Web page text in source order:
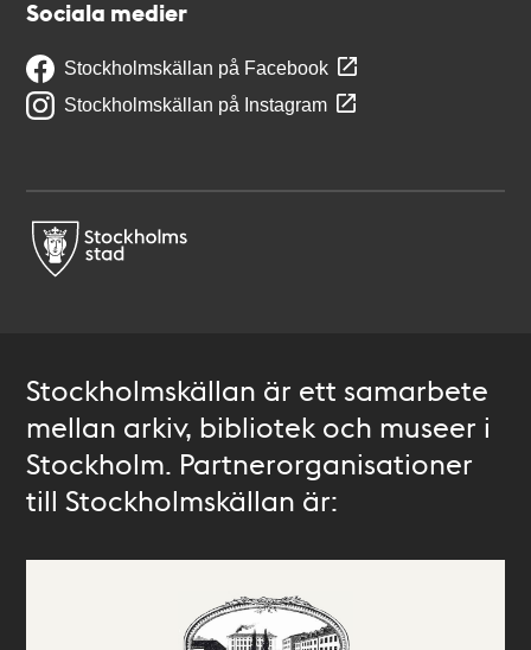
Sociala medier
Stockholmskällan på Facebook
Stockholmskällan på Instagram
Stockholmskällan är ett samarbete
mellan arkiv, bibliotek och museer i
Stockholm. Partnerorganisationer
till Stockholmskällan är: